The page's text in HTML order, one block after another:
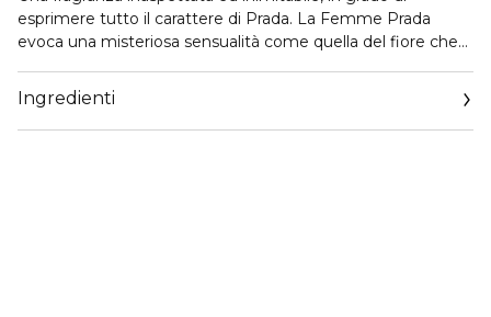
esprimere tutto il carattere di Prada. La Femme Prada
evoca una misteriosa sensualità come quella del fiore che
esaltato a sua volta dall'assoluta di tuberosa. Il flacone, dalla
forma semicircolare, è caratterizzato dall'inconfodibile logo
della casa di moda e rivestito da pelle effetto saffiano.
Ingredienti